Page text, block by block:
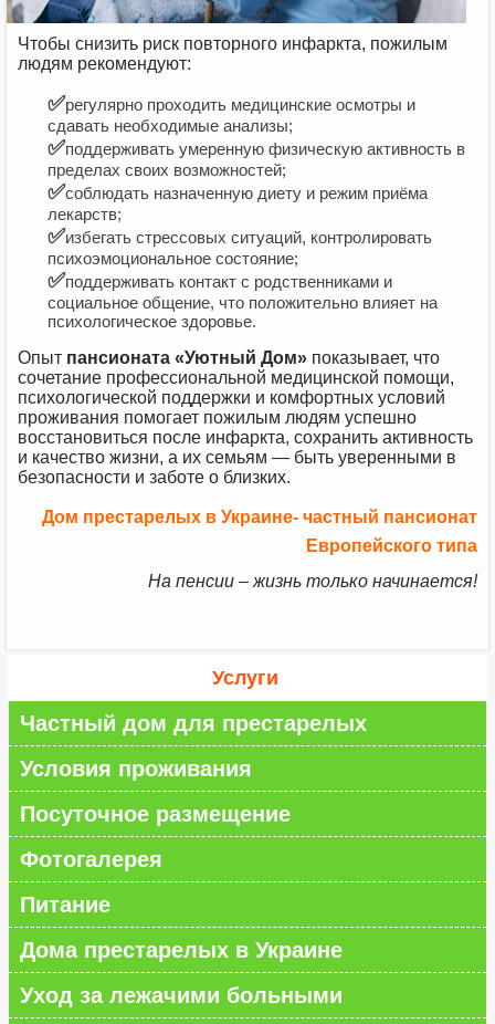
Чтобы снизить риск повторного инфаркта, пожилым
людям рекомендуют:
✅регулярно проходить медицинские осмотры и
сдавать необходимые анализы;
✅поддерживать умеренную физическую активность в
пределах своих возможностей;
✅соблюдать назначенную диету и режим приёма
лекарств;
✅избегать стрессовых ситуаций, контролировать
психоэмоциональное состояние;
✅поддерживать контакт с родственниками и
социальное общение, что положительно влияет на
психологическое здоровье.
Опыт пансионата «Уютный Дом» показывает, что
сочетание профессиональной медицинской помощи,
психологической поддержки и комфортных условий
проживания помогает пожилым людям успешно
восстановиться после инфаркта, сохранить активность
и качество жизни, а их семьям — быть уверенными в
безопасности и заботе о близких.
Дом престарелых в Украине- частный пансионат
Европейского типа
На пенсии – жизнь только начинается!
Услуги
Частный дом для престарелых
Условия проживания
Посуточное размещение
Фотогалерея
Питание
Дома престарелых в Украине
Уход за лежачими больными